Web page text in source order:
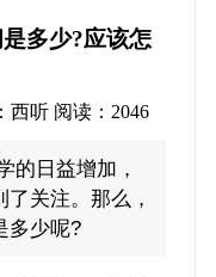
多少?应该怎
西听 阅读：2046
的日益增加，
关注。那么，
多少呢?